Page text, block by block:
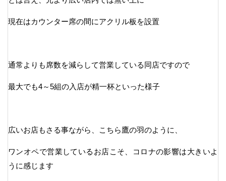
現在はカウンター席の間にアクリル板を設置
通常よりも席数を減らして営業している同店ですので
最大でも4～5組の入店が精一杯といった様子
広いお店もさる事ながら、こちら鷹の羽のように、
ワンオペで営業しているお店こそ、コロナの影響は大きいよ
うに感じます